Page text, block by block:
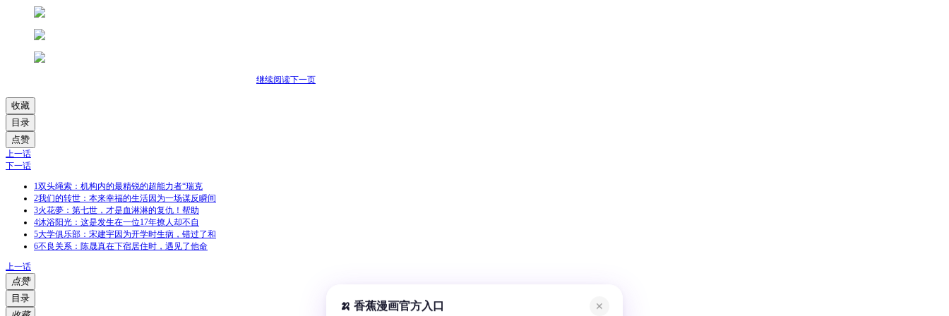
继续阅读下一页
收藏
目录
点赞
上一话
下一话
1双头绳索：机构内的最精锐的超能力者“瑞克
2我们的转世：本来幸福的生活因为一场谋反瞬间
3火花夢：第七世，才是血淋淋的复仇！帮助
4沐浴阳光：这是发生在一位17年撩人却不自
5大学俱乐部：宋建宇因为开学时生病，错过了和
6不良关系：陈晟真在下宿居住时，遇见了他命
上一话
点赞
目录
🍌 香蕉漫画官方入口 ✕